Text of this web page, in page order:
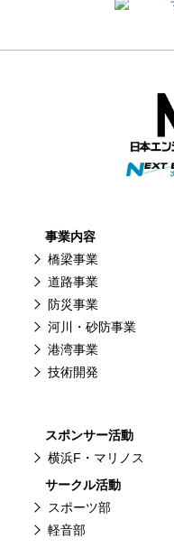
事業内容
橋梁事業
道路事業
防災事業
河川・砂防事業
港湾事業
技術開発
スポンサー活動
横浜F・マリノス
サークル活動
スポーツ部
軽音部